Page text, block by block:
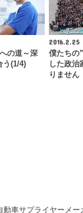
の道～深
う(1/4)
2016.2.25
僕たちの
した政治
りません
動車サプライヤーメ